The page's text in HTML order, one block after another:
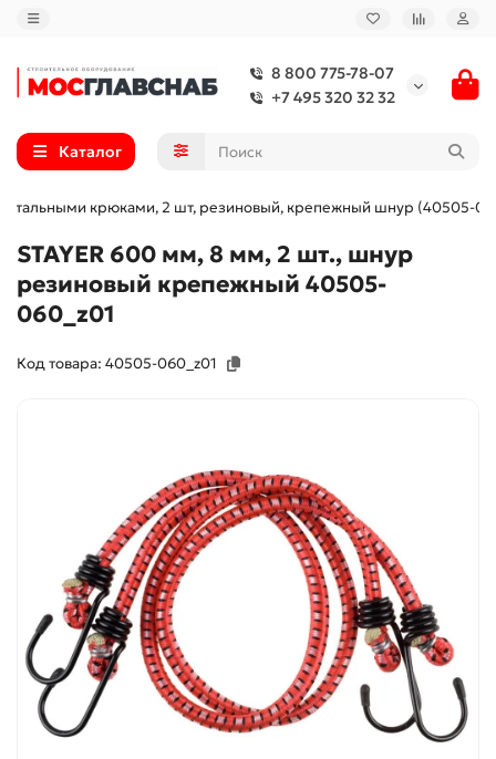
8 800 775-78-07
+7 495 320 32 32
Каталог
стальными крюками, 2 шт, резиновый, крепежный шнур (40505-
STAYER 600 мм, 8 мм, 2 шт., шнур
резиновый крепежный 40505-
060_z01
Код товара: 40505-060_z01